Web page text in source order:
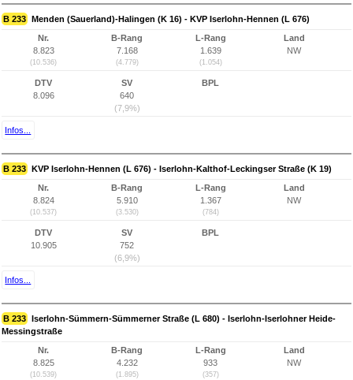
B 233 Menden (Sauerland)-Halingen (K 16) - KVP Iserlohn-Hennen (L 676)
Nr.
8.823
(10.536)
B-Rang
7.168
(4.779)
L-Rang
1.639
(1.054)
Land
NW
DTV
8.096
SV
640
(7,9%)
BPL
Infos...
B 233 KVP Iserlohn-Hennen (L 676) - Iserlohn-Kalthof-Leckingser Straße (K 19)
Nr.
8.824
(10.537)
B-Rang
5.910
(3.530)
L-Rang
1.367
(784)
Land
NW
DTV
10.905
SV
752
(6,9%)
BPL
Infos...
B 233 Iserlohn-Sümmern-Sümmerner Straße (L 680) - Iserlohn-Iserlohner Heide-
Messingstraße
Nr.
8.825
(10.539)
B-Rang
4.232
(1.895)
L-Rang
933
(357)
Land
NW